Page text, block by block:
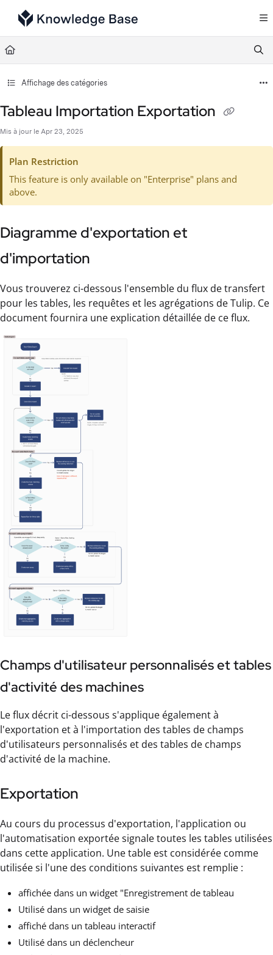
Documentation Index
Fetch the complete documentation index at:
Use this file to discover all available pages before exploring further.
Affichage des catégories
Tableau Importation Exportation
Mis à jour le Apr 23, 2025
Plan Restriction
This feature is only available on "Enterprise" plans and
above.
Diagramme d'exportation et
d'importation
Vous trouverez ci-dessous l'ensemble du flux de transfert
pour les tables, les requêtes et les agrégations de Tulip. Ce
document fournira une explication détaillée de ce flux.
Champs d'utilisateur personnalisés et tables
d'activité des machines
Le flux décrit ci-dessous s'applique également à
l'exportation et à l'importation des tables de champs
d'utilisateurs personnalisés et des tables de champs
d'activité de la machine.
Exportation
Au cours du processus d'exportation, l'application ou
l'automatisation exportée signale toutes les tables utilisées
dans cette application. Une table est considérée comme
utilisée si l'une des conditions suivantes est remplie :
affichée dans un widget "Enregistrement de tableau
Utilisé dans un widget de saisie
affiché dans un tableau interactif
Utilisé dans un déclencheur